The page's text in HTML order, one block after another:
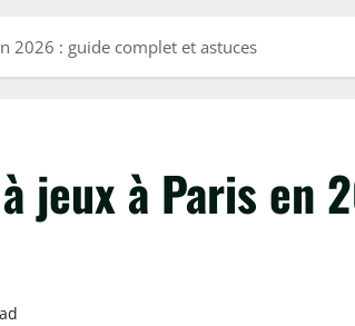
2026 : guide complet et astuces
jeux à Paris en